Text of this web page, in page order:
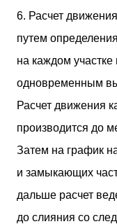
6. Расчет
путем
на каждом
одновременным
Расчет движения
производится до
Затем на график
и замыкающих
дальше расчет
до слияния со